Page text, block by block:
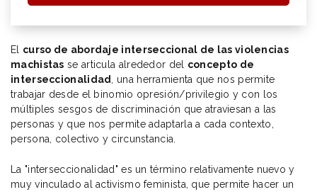
El curso de abordaje interseccional de las violencias
machistas se articula alrededor del concepto de
interseccionalidad
, una herramienta que nos permite
trabajar desde el binomio opresión/privilegio y con los
múltiples sesgos de discriminación que atraviesan a las
personas y que nos permite adaptarla a cada contexto,
persona, colectivo y circunstancia.
La "interseccionalidad" es un término relativamente nuevo y
muy vinculado al activismo feminista, que permite hacer un